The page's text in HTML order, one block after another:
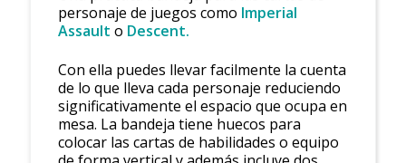
personaje de juegos como Imperial
Assault o Descent.
Con ella puedes llevar facilmente la cuenta
de lo que lleva cada personaje reduciendo
significativamente el espacio que ocupa en
mesa. La bandeja tiene huecos para
colocar las cartas de habilidades o equipo